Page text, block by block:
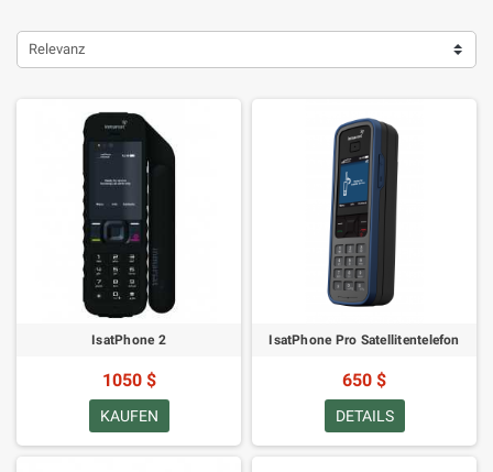
Relevanz
IsatPhone 2
1050 $
KAUFEN
IsatPhone Pro Satellitentelefon
650 $
DETAILS